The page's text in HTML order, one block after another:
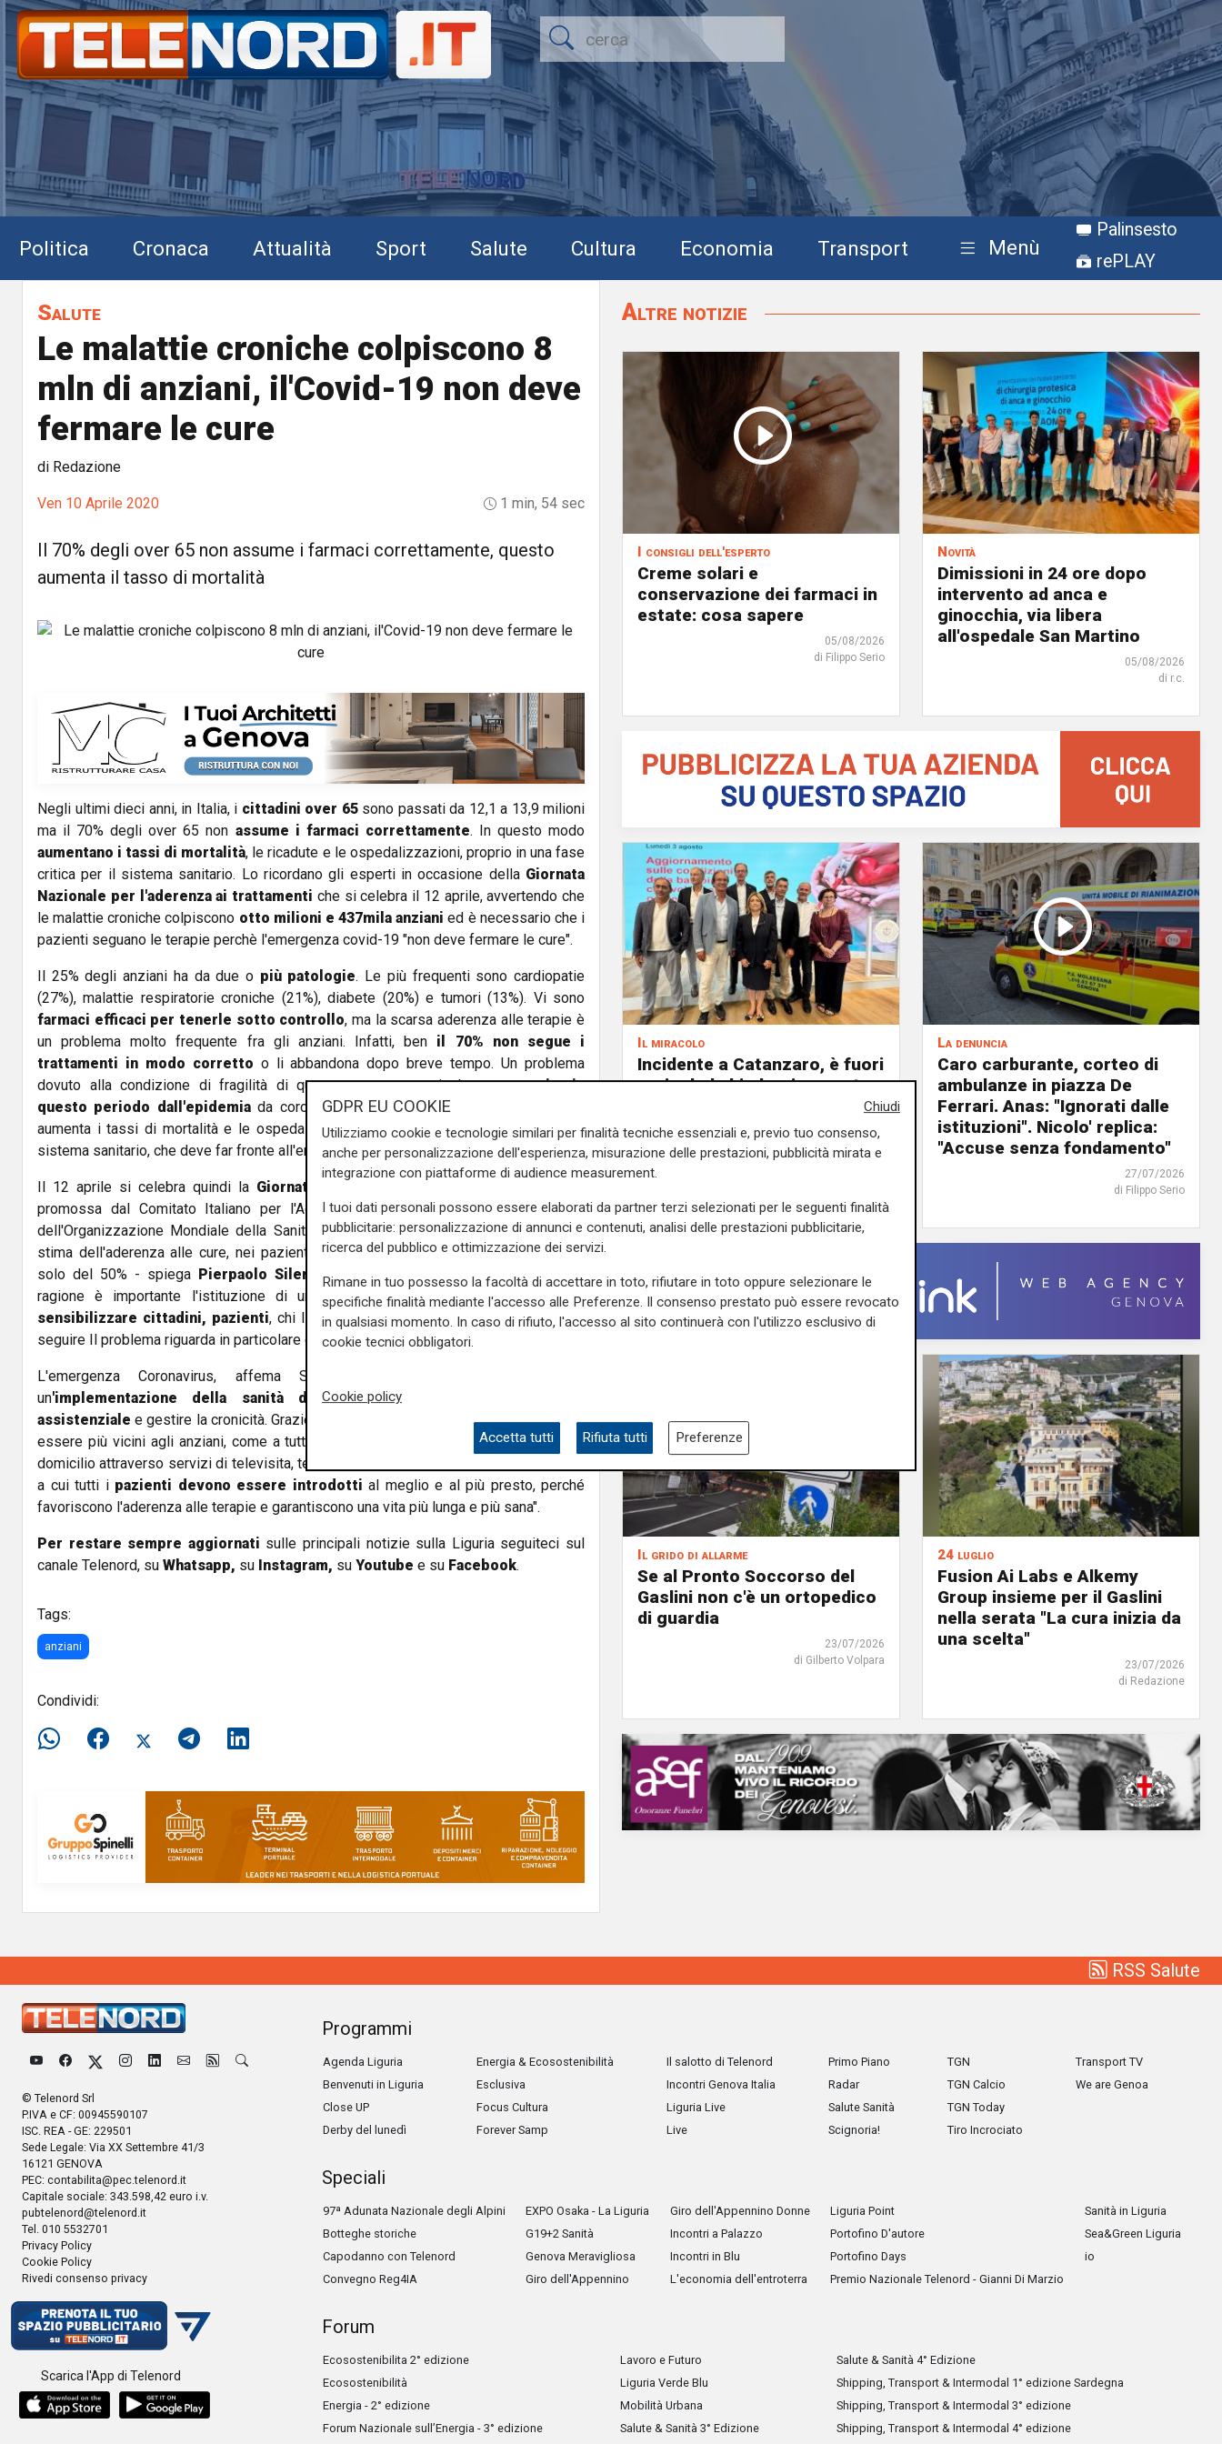
Politica Cronaca Attualità Sport Salute Cultura Economia Transport Menù
Palinsesto
rePLAY
Salute
Le malattie croniche colpiscono 8
mln di anziani, il'Covid-19 non deve
fermare le cure
di Redazione
Ven 10 Aprile 2020 1 min, 54 sec
Il 70% degli over 65 non assume i farmaci correttamente, questo
aumenta il tasso di mortalità
Negli ultimi dieci anni, in Italia, i cittadini over 65sono passati da 12,1 a 13,9 milioni
ma il 70% degli over 65 non assume i farmaci correttamente. In questo modo
aumentano i tassi di mortalità, le ricadute e le ospedalizzazioni, proprio in una fase
critica per il sistema sanitario. Lo ricordano gli esperti in occasione della Giornata
Nazionale per l'aderenza ai trattamenti che si celebra il 12 aprile, avvertendo che
le malattie croniche colpiscono otto milioni e 437mila anziani ed è necessario che i
pazienti seguano le terapie perchè l'emergenza covid-19 "non deve fermare le cure".
Il 25% degli anziani ha da due o più patologie. Le più frequenti sono cardiopatie
(27%), malattie respiratorie croniche (21%), diabete (20%) e tumori (13%). Vi sono
farmaci efficaci per tenerle sotto controllo, ma la scarsa aderenza alle terapie è
un problema molto frequente fra gli anziani. Infatti, ben il 70% non segue i
trattamenti in modo corretto o li abbandona dopo breve tempo. Un problema
dovuto alla condizione di fragilità di queste persone, particolarmenteacuita in
questo periodo dall'epidemiada coronavirus. La mancata adesione alle terapie
aumenta i tassi di mortalità e le ospedalizzazioni, proprio in una fase critica per il
sistema sanitario, che deve far fronte all'emergenza causata dal COVID-19.
Il 12 aprile si celebra quindi la Giornata Nazionale dell'aderenza alla terapia
promossa dal Comitato Italiano per l'Aderenza alla Terapia (CIAT). In un report
dell'Organizzazione Mondiale della Sanità dedicato interamente a questo tema, "la
stima dell'aderenza alle cure, nei pazienti che soffrono di malattie croniche, risulta
solo del 50% - spiega Pierpaolo Sileri
, Viceministro della Salute -. Per questa
ragione è importante l'istituzione di una Giornata Nazionale dell'aderenza: per
sensibilizzare cittadini, pazienti, chi li assiste e le Istituzioni della necessità di
seguire Il problema riguarda in particolare gli anziani.
L'emergenza Coronavirus, affema Sileri, "ha evidenziato e spinto ad
un'implementazione della sanità digitale, per assicurare la
assistenziale e gestire la cronicità. Grazie alla sanità digitale i medici clinici possono
essere più vicini agli anziani, come a tutti gli altri pazienti, garantendo prestazioni a
domicilio attraverso servizi di televisita, teleassistenza e telemonitoraggio. Strumenti
a cui tutti ipazienti devono essere introdotti al meglio e al più presto, perché
favoriscono l'aderenza alle terapie e garantiscono una vita più lunga e più sana".
Per restare sempre aggiornati sulle principali notizie sulla Liguria seguiteci sul
canale Telenord, su Whatsapp, su Instagram, su Youtube e su Facebook.
Tags:
anziani
Condividi:
Altre notizie
I consigli dell'esperto
Creme solari e
conservazione dei farmaci in
estate: cosa sapere
05/08/2026
di Filippo Serio
Novità
Dimissioni in 24 ore dopo
intervento ad anca e
ginocchia, via libera
all'ospedale San Martino
05/08/2026
di r.c.
Il miracolo
Incidente a Catanzaro, è fuori
pericolo la bimba ricoverata
neurologico né motorio"
03/08/2026
La denuncia
Caro carburante, corteo di
ambulanze in piazza De
Ferrari. Anas: "Ignorati dalle
istituzioni". Nicolo' replica:
"Accuse senza fondamento"
27/07/2026
di Filippo Serio
Il grido di allarme
Se al Pronto Soccorso del
Gaslini non c'è un ortopedico
di guardia
23/07/2026
di Gilberto Volpara
24 luglio
Fusion Ai Labs e Alkemy
Group insieme per il Gaslini
nella serata "La cura inizia da
una scelta"
23/07/2026
di Redazione
RSS Salute
© Telenord Srl
P.IVA e CF: 00945590107
ISC. REA - GE: 229501
Sede Legale: Via XX Settembre 41/3
16121 GENOVA
PEC: contabilita@pec.telenord.it
Capitale sociale: 343.598,42 euro i.v.
pubtelenord@telenord.it
Tel. 010 5532701
Privacy Policy
Cookie Policy
Rivedi consenso privacy
Scarica l'App di Telenord
Programmi
Agenda Liguria
Benvenuti in Liguria
Close UP
Derby del lunedì
Energia & Ecosostenibilità
Esclusiva
Focus Cultura
Forever Samp
Il salotto di Telenord
Incontri Genova Italia
Liguria Live
Live
Primo Piano
Radar
Salute Sanità
Scignoria!
TGN
TGN Calcio
TGN Today
Tiro Incrociato
Transport TV
We are Genoa
Speciali
97ª Adunata Nazionale degli Alpini
Botteghe storiche
Capodanno con Telenord
Convegno Reg4IA
EXPO Osaka - La Liguria
G19+2 Sanità
Genova Meravigliosa
Giro dell'Appennino
Giro dell'Appennino Donne
Incontri a Palazzo
Incontri in Blu
L'economia dell'entroterra
Liguria Point
Portofino D'autore
Portofino Days
Premio Nazionale Telenord - Gianni Di Marzio
Sanità in Liguria
Sea&Green Liguria
io
Forum
Ecosostenibilita 2° edizione
Ecosostenibilità
Energia - 2° edizione
Forum Nazionale sull’Energia - 3° edizione
Lavoro e Futuro
Liguria Verde Blu
Mobilità Urbana
Salute & Sanità 3° Edizione
Salute & Sanità 4° Edizione
Shipping, Transport & Intermodal 1° edizione Sardegna
Shipping, Transport & Intermodal 3° edizione
Shipping, Transport & Intermodal 4° edizione
Chiudi
GDPR EU COOKIE
Utilizziamo cookie e tecnologie similari per finalità tecniche essenziali e, previo tuo consenso,
anche per personalizzazione dell'esperienza, misurazione delle prestazioni, pubblicità mirata e
integrazione con piattaforme di audience measurement.
I tuoi dati personali possono essere elaborati da partner terzi selezionati per le seguenti finalità
pubblicitarie: personalizzazione di annunci e contenuti, analisi delle prestazioni pubblicitarie,
ricerca del pubblico e ottimizzazione dei servizi.
Rimane in tuo possesso la facoltà di accettare in toto, rifiutare in toto oppure selezionare le
specifiche finalità mediante l'accesso alle Preferenze. Il consenso prestato può essere revocato
in qualsiasi momento. In caso di rifiuto, l'accesso al sito continuerà con l'utilizzo esclusivo di
cookie tecnici obbligatori.
Cookie policy
Accetta tutti Rifiuta tutti Preferenze